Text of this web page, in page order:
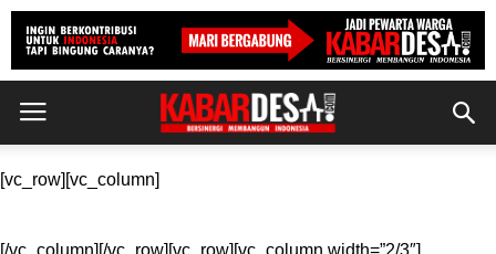
[vc_row][vc_column]
[/vc_column][/vc_row][vc_row][vc_column width=”2/3″]